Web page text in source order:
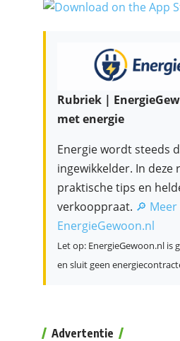
Rubriek |
met energie
Energie wordt steeds
ingewikkelder. In deze
praktische tips en
verkooppraat. 🔎
EnergieGewoon.nl
Let op: EnergieGewoon.nl is
en sluit geen
Advertentie